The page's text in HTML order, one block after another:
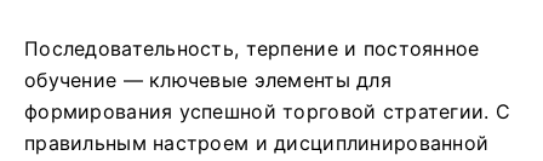
Последовательность, терпение и постоянное
обучение — ключевые элементы для
формирования успешной торговой стратегии. С
правильным настроем и дисциплинированной